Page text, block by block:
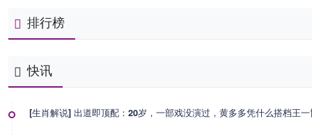
排行榜
快讯
[生肖解说] 出道即顶配：20岁，一部戏没演过，黄多多凭什么搭档王